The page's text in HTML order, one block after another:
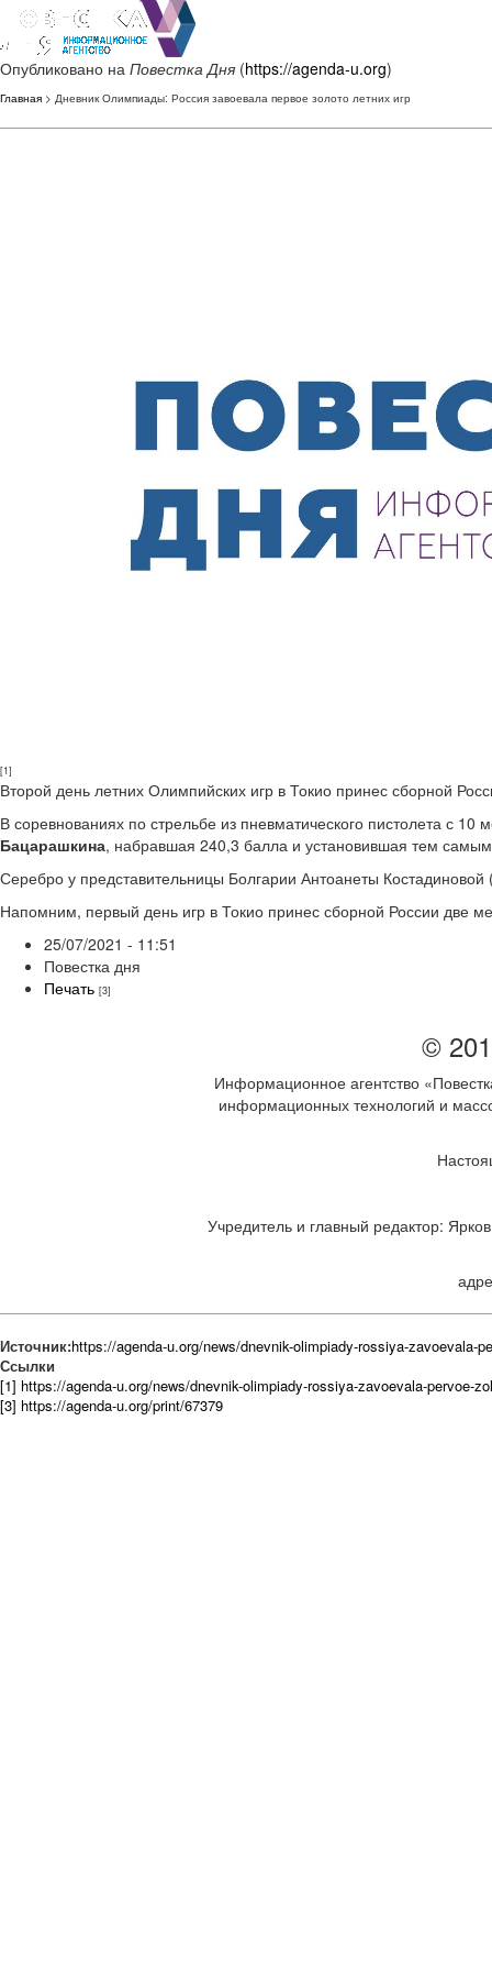
Опубликовано на Повестка Дня (https://agenda-u.org)
Главная > Дневник Олимпиады: Россия завоевала первое золото летних игр
[1]
Второй день летних Олимпийских игр в Токио принес сборной
В соревнованиях по стрельбе из пневматического пистолета с
Бацарашкина, набравшая 240,3 балла и установившая тем
Серебро у представительницы Болгарии Антоанеты
Напомним, первый день игр в Токио принес сборной России две
25/07/2021 - 11:51
Повестка дня
Печать [3]
©
Информационное агентство
информационных технологий и
Учредитель и главный редактор:
Источник:https://agenda-u.org/news/dnevnik-olimpiady-rossiya-zavoevala-
Ссылки
[1] https://agenda-u.org/news/dnevnik-olimpiady-rossiya-zavoevala-pervoe-
[3] https://agenda-u.org/print/67379